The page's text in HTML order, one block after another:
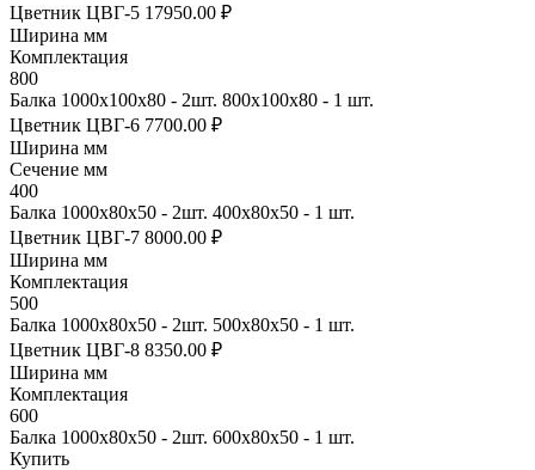
Цветник ЦВГ-5 17950.00 ₽
Ширина мм
Комплектация
800
Балка 1000х100х80 - 2шт. 800х100х80 - 1 шт.
Цветник ЦВГ-6 7700.00 ₽
Ширина мм
Сечение мм
400
Балка 1000х80х50 - 2шт. 400х80х50 - 1 шт.
Цветник ЦВГ-7 8000.00 ₽
Ширина мм
Комплектация
500
Балка 1000х80х50 - 2шт. 500х80х50 - 1 шт.
Цветник ЦВГ-8 8350.00 ₽
Ширина мм
Комплектация
600
Балка 1000х80х50 - 2шт. 600х80х50 - 1 шт.
Купить